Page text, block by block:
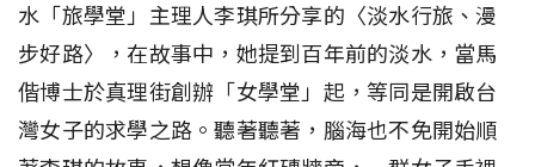
水「旅學堂」主理人李琪所分享的〈淡水行旅、漫
步好路〉，在故事中，她提到百年前的淡水，當馬
偕博士於真理街創辦「女學堂」起，等同是開啟台
灣女子的求學之路。聽著聽著，腦海也不免開始順